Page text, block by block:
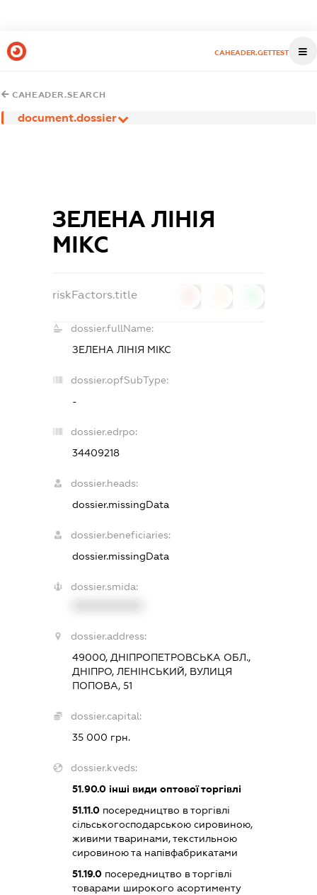
CAHEADER.GETTEST
CAHEADER.SEARCH
document.dossier
ЗЕЛЕНА ЛІНІЯ
МІКС
riskFactors.title
dossier.fullName:
ЗЕЛЕНА ЛІНІЯ МІКС
dossier.opfSubType:
-
dossier.edrpo:
34409218
dossier.heads:
dossier.missingData
dossier.beneficiaries:
dossier.missingData
dossier.smida:
dossier.address:
49000, ДНІПРОПЕТРОВСЬКА ОБЛ.,
ДНІПРО, ЛЕНІНСЬКИЙ, ВУЛИЦЯ
ПОПОВА, 51
dossier.capital:
35 000 грн.
dossier.kveds:
51.90.0 інші види оптової торгівлі
51.11.0 посередництво в торгівлі
сільськогосподарською сировиною,
живими тваринами, текстильною
сировиною та напівфабрикатами
51.19.0 посередництво в торгівлі
товарами широкого асортименту